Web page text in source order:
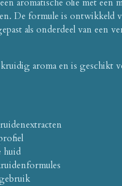
aromatische olie met een
De formule is ontwikkeld
als onderdeel van een
aroma en is geschikt
huid